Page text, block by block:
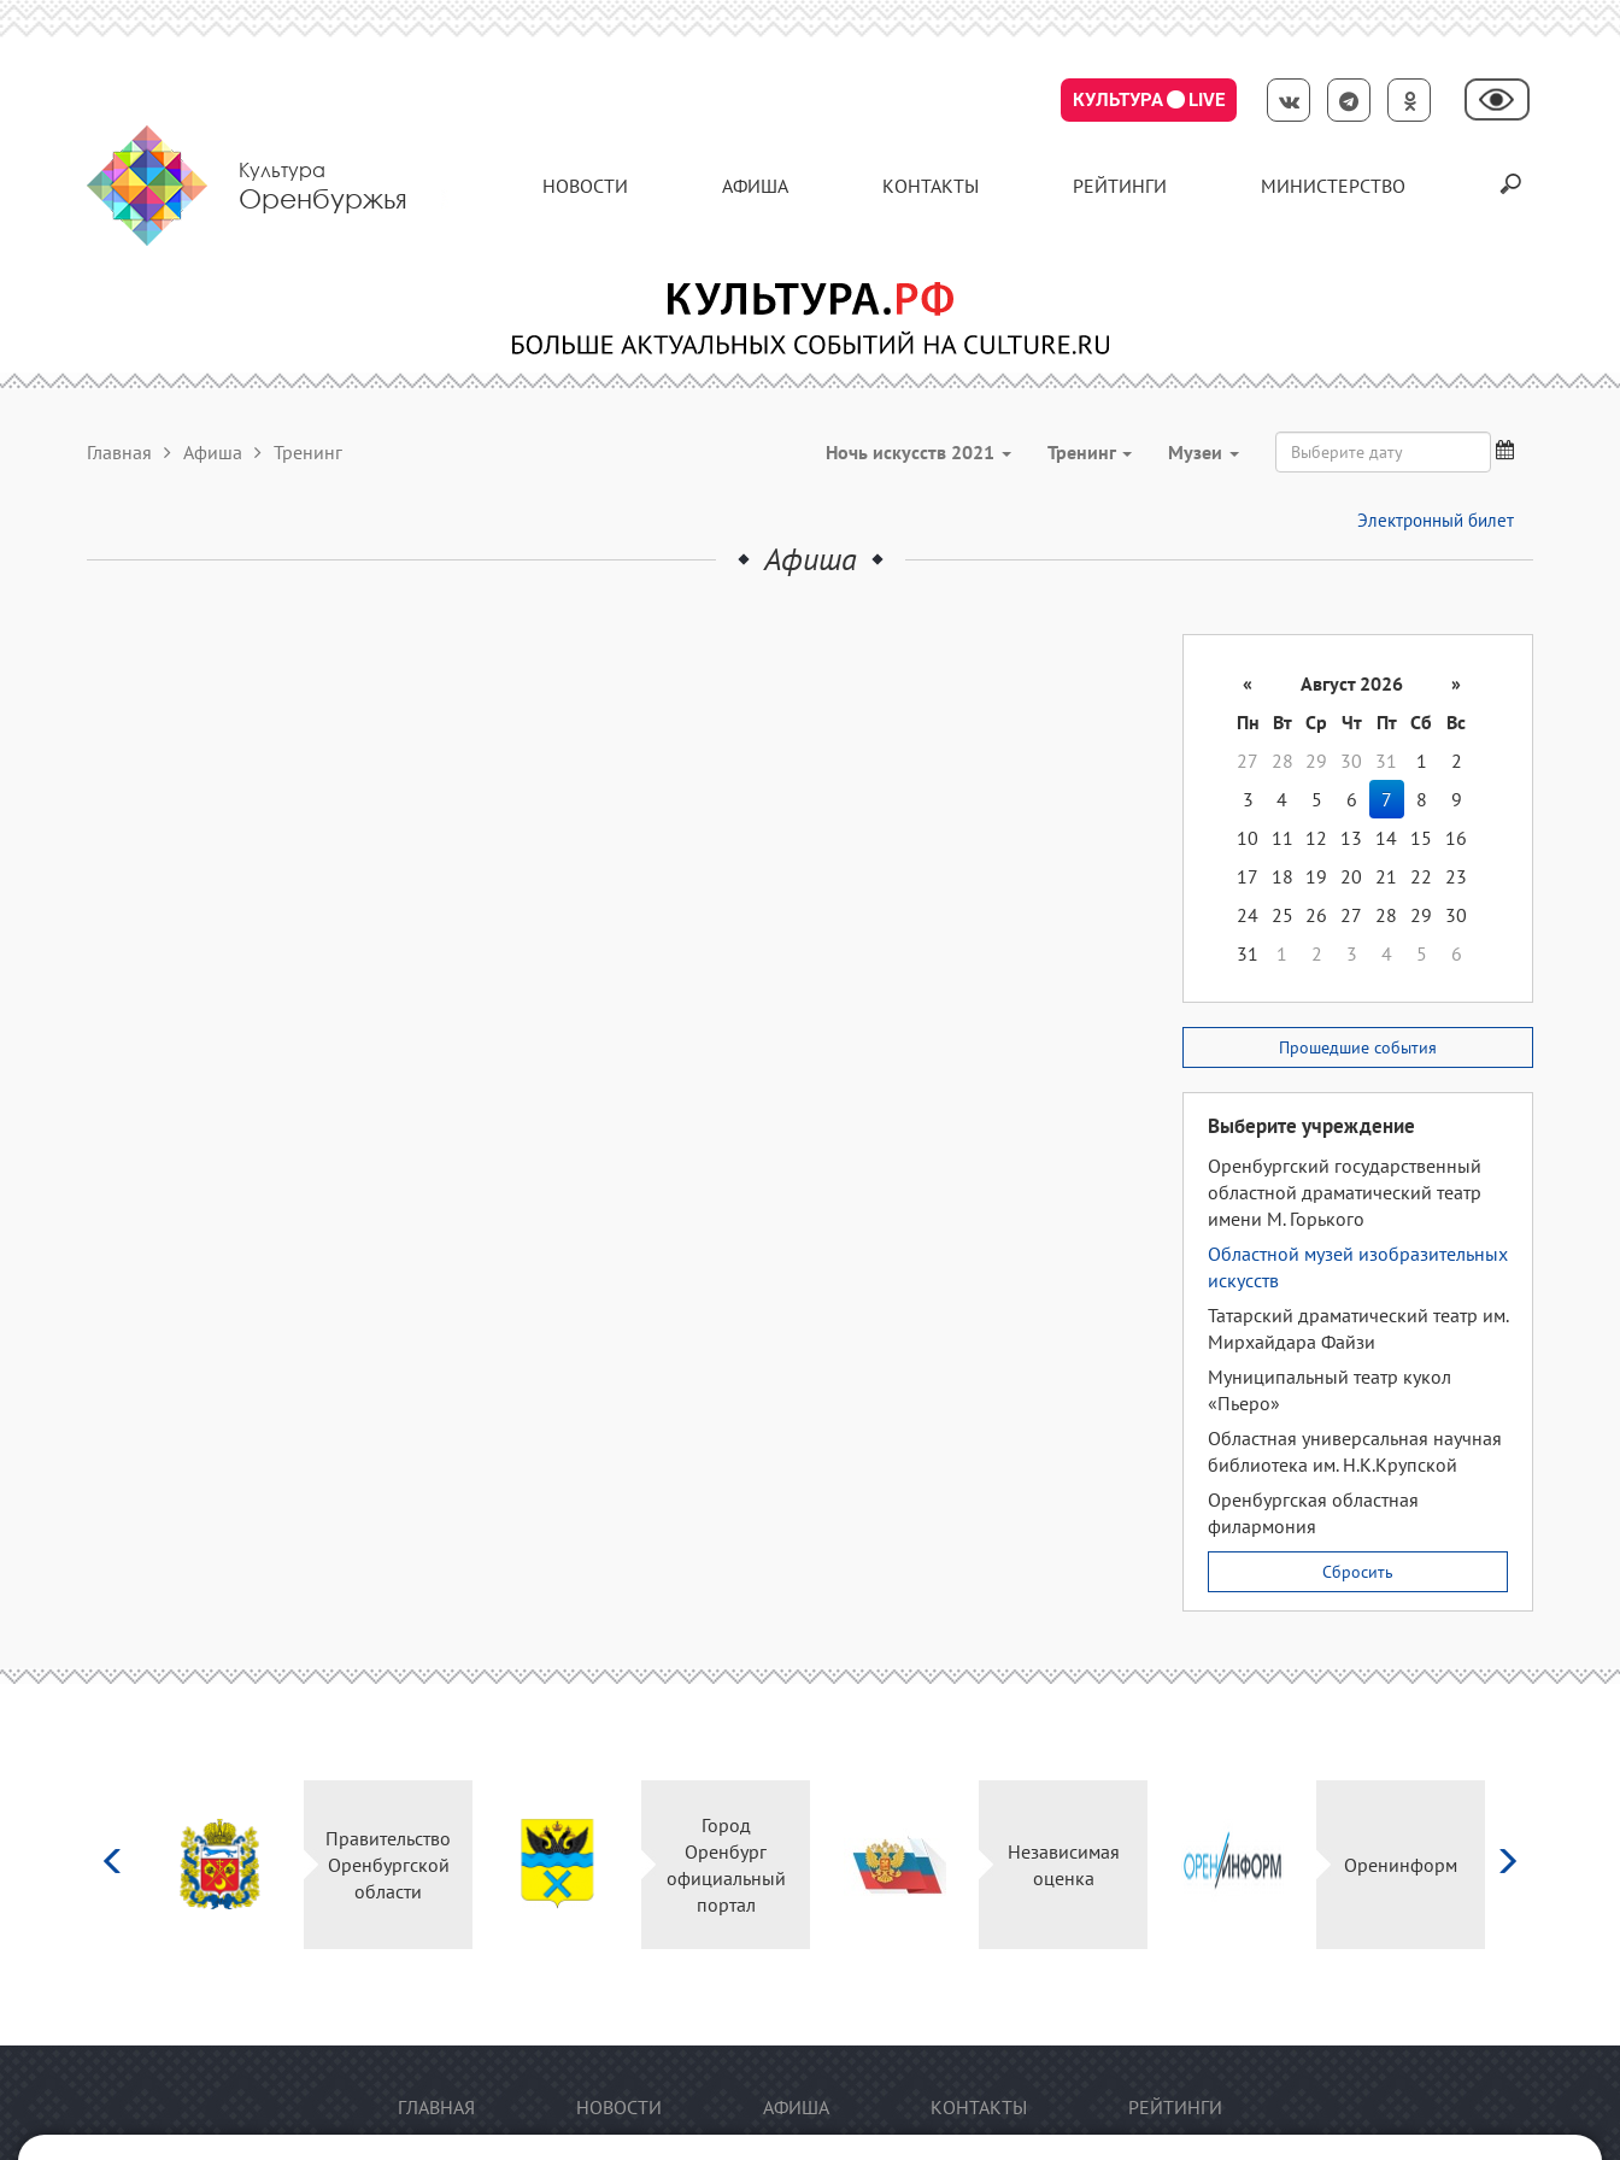
КУЛЬТУРА LIVE
Культура
Оренбуржья НОВОСТИ АФИША КОНТАКТЫ РЕЙТИНГИ МИНИСТЕРСТВО
Главная Афиша Тренинг Ночь искусств 2021 Тренинг Музеи
Электронный билет
Афиша
« Август 2026
»
Пн
Вт Ср Чт Пт Сб
Вс
27
28 29 30 31 1
2
3
4 5 6 7 8
9
10
11 12 13 14 15
16
17
18 19 20 21 22
23
24 25 26 27 28 29
30
31
1 2 3 4 5 6
Прошедшие события
Выберите учреждение
Оренбургский государственный
областной драматический театр
имени М. Горького
Областной музей изобразительных
искусств
Татарский драматический театр им.
Мирхайдара Файзи
Муниципальный театр кукол
«Пьеро»
Областная универсальная научная
библиотека им. Н.К.Крупской
Оренбургская областная
филармония
Сбросить
Правительство
Оренбургской
области
Город
Оренбург
официальный
портал
Независимая
оценка
Оренинформ
ГЛАВНАЯ НОВОСТИ АФИША КОНТАКТЫ РЕЙТИНГИ